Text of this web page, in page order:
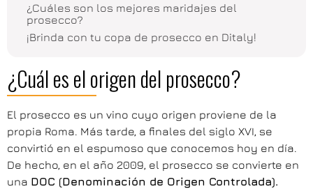
¿Cuáles son los mejores maridajes del
prosecco?
¡Brinda con tu copa de prosecco en Ditaly!
¿Cuál es el origen del prosecco?
El prosecco es un vino cuyo origen proviene de la
propia Roma. Más tarde, a finales del siglo XVI, se
convirtió en el espumoso que conocemos hoy en día.
De hecho, en el año 2009, el prosecco se convierte en
una DOC (Denominación de Origen Controlada).